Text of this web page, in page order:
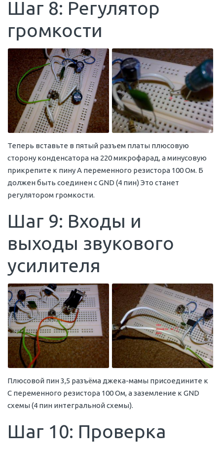
Шаг 8: Регулятор
громкости
Теперь вставьте в пятый разъем платы плюсовую
сторону конденсатора на 220 микрофарад, а минусовую
прикрепите к пину А переменного резистора 100 Ом. Б
должен быть соединен с GND (4 пин) Это станет
регулятором громкости.
Шаг 9: Входы и
выходы звукового
усилителя
Плюсовой пин 3,5 разъёма джека-мамы присоедините к
С переменного резистора 100 Ом, а заземление к GND
схемы (4 пин интегральной схемы).
Шаг 10: Проверка